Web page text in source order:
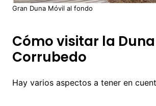
Gran Duna Móvil al fondo
Cómo visitar la
Corrubedo
Hay varios aspectos a tener en